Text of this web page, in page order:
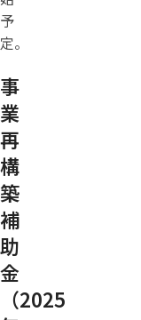
予
定。
事
業
再
構
築
補
助
金
（2025